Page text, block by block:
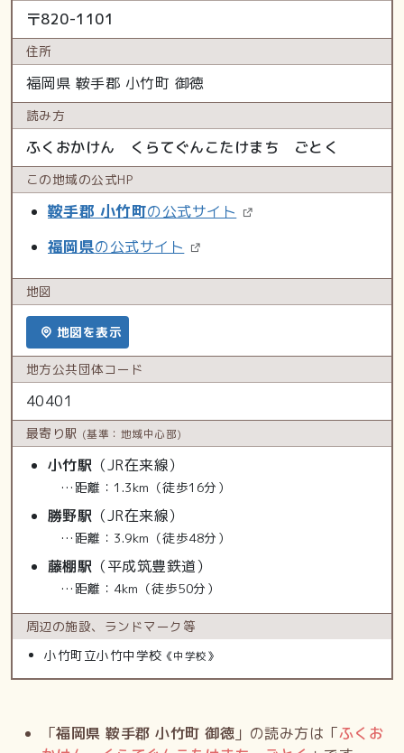
〒820-1101
住所
福岡県 鞍手郡 小竹町 御徳
読み方
ふくおかけん くらてぐんこたけまち ごとく
この地域の公式HP
鞍手郡 小竹町の公式サイト
福岡県の公式サイト
地図
地図を表示
地方公共団体コード
40401
最寄り駅 (基準：地域中心部)
小竹駅 （JR在来線）
…距離：1.3km（徒歩16分）
勝野駅 （JR在来線）
…距離：3.9km（徒歩48分）
藤棚駅 （平成筑豊鉄道）
…距離：4km（徒歩50分）
周辺の施設、 ランドマーク等
小竹町立小竹中学校 《中学校》
「福岡県 鞍手郡 小竹町 御徳 」の読み方は「ふくお